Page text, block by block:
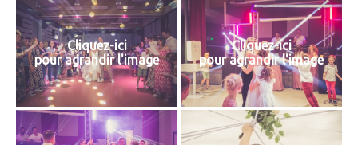
Cliquez-ici
pour agrandir l'image
Cliquez-ici
pour agrandir l'image